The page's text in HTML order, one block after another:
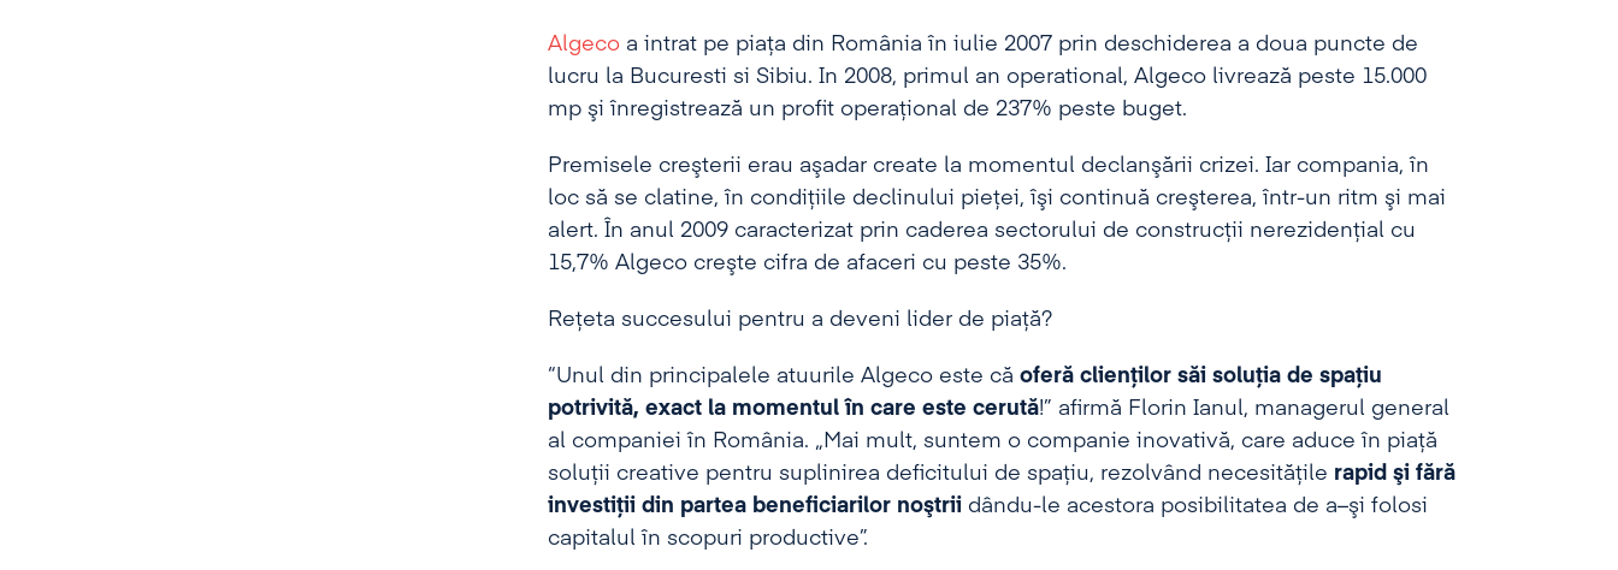
Algecoa intrat pe piaţa din România în iulie 2007 prin deschiderea a doua puncte de
lucru la Bucuresti si Sibiu. In 2008, primul an operational, Algeco livrează peste 15.000
mp şi înregistrează un profit operaţional de 237% peste buget.
Premisele creşterii erau aşadar create la momentul declanşării crizei. Iar compania, în
loc să se clatine, în condiţiile declinului pieţei, îşi continuă creşterea, într-un ritm şi mai
alert. În anul 2009 caracterizat prin caderea sectorului de construcţii nerezidenţial cu
15,7% Algeco creşte cifra de afaceri cu peste 35%.
Reţeta succesului pentru a deveni lider de piaţă?
“Unul din principalele atuurile Algeco este că oferă clienţilor săi soluţia de spaţiu
potrivită, exact la momentul în care este cerută!” afirmă Florin Ianul, managerul general
al companiei în România. „Mai mult, suntem o companie inovativă, care aduce în piaţă
soluţii creative pentru suplinirea deficitului de spaţiu, rezolvând necesităţile rapid şi fără
investiţii din partea beneficiarilor noştrii dându-le acestora posibilitatea de a–şi folosi
capitalul în scopuri productive”.